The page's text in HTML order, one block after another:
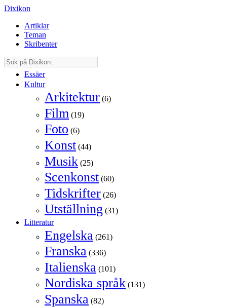
Dixikon
Artiklar
Teman
Skribenter
Essäer
Kultur
Arkitektur (6)
Film (19)
Foto (6)
Konst (44)
Musik (25)
Scenkonst (60)
Tidskrifter (26)
Utställning (31)
Litteratur
Engelska (261)
Franska (336)
Italienska (101)
Nordiska språk (131)
Spanska (82)